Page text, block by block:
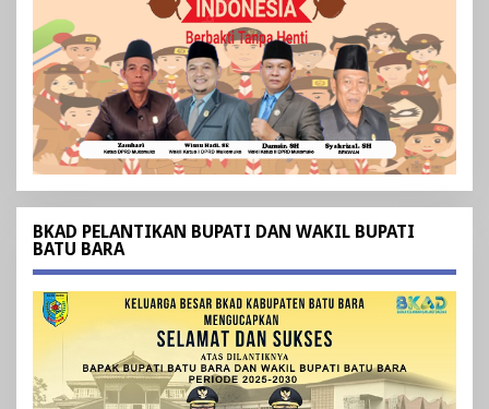
BKAD PELANTIKAN BUPATI DAN WAKIL BUPATI
BATU BARA